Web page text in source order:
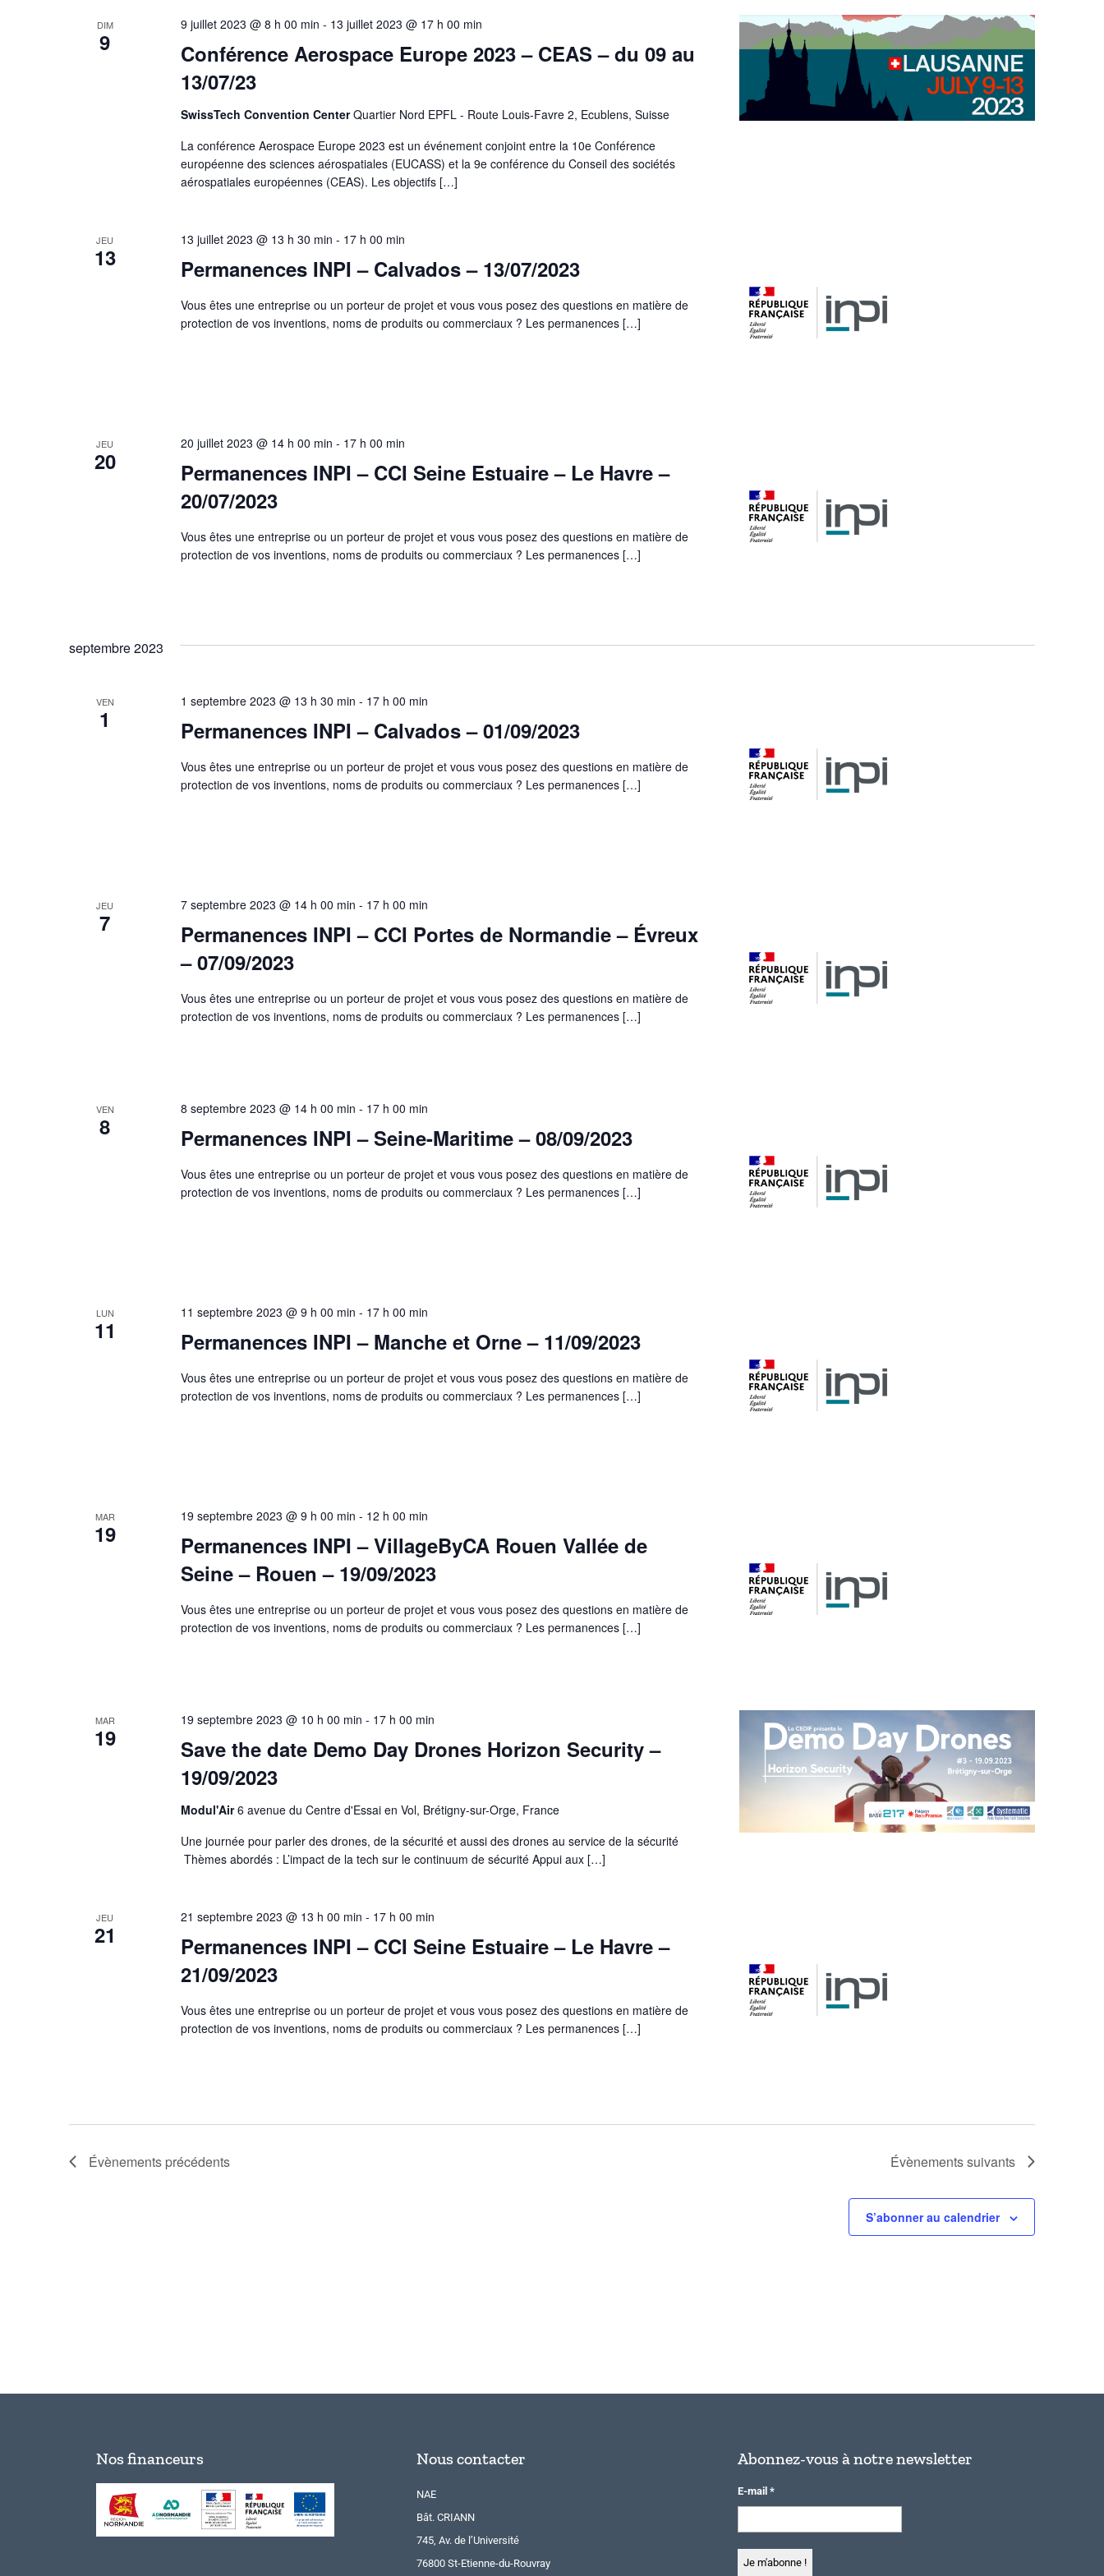
DIM
9
Conférence Aerospace Europe 2023 – CEAS – du 09 au
13/07/23
9 juillet 2023 @ 8 h 00 min - 13 juillet 2023 @ 17 h 00 min
SwissTech Convention CenterQuartier Nord EPFL - Route Louis-Favre 2, Ecublens, Suisse
La conférence Aerospace Europe 2023 est un événement conjoint entre la 10e Conférence
européenne des sciences aérospatiales (EUCASS) et la 9e conférence du Conseil des sociétés
aérospatiales européennes (CEAS). Les objectifs […]
JEU
13 Permanences INPI – Calvados – 13/07/2023
13 juillet 2023 @ 13 h 30 min - 17 h 00 min
Vous êtes une entreprise ou un porteur de projet et vous vous posez des questions en matière de
protection de vos inventions, noms de produits ou commerciaux ? Les permanences […]
JEU
20
Permanences INPI – CCI Seine Estuaire – Le Havre –
20/07/2023
20 juillet 2023 @ 14 h 00 min - 17 h 00 min
Vous êtes une entreprise ou un porteur de projet et vous vous posez des questions en matière de
protection de vos inventions, noms de produits ou commerciaux ? Les permanences […]
septembre 2023
VEN
1 Permanences INPI – Calvados – 01/09/2023
1 septembre 2023 @ 13 h 30 min - 17 h 00 min
Vous êtes une entreprise ou un porteur de projet et vous vous posez des questions en matière de
protection de vos inventions, noms de produits ou commerciaux ? Les permanences […]
JEU
7
Permanences INPI – CCI Portes de Normandie – Évreux
– 07/09/2023
7 septembre 2023 @ 14 h 00 min - 17 h 00 min
Vous êtes une entreprise ou un porteur de projet et vous vous posez des questions en matière de
protection de vos inventions, noms de produits ou commerciaux ? Les permanences […]
VEN
8 Permanences INPI – Seine-Maritime – 08/09/2023
8 septembre 2023 @ 14 h 00 min - 17 h 00 min
Vous êtes une entreprise ou un porteur de projet et vous vous posez des questions en matière de
protection de vos inventions, noms de produits ou commerciaux ? Les permanences […]
LUN
11 Permanences INPI – Manche et Orne – 11/09/2023
11 septembre 2023 @ 9 h 00 min - 17 h 00 min
Vous êtes une entreprise ou un porteur de projet et vous vous posez des questions en matière de
protection de vos inventions, noms de produits ou commerciaux ? Les permanences […]
MAR
19
Permanences INPI – VillageByCA Rouen Vallée de
Seine – Rouen – 19/09/2023
19 septembre 2023 @ 9 h 00 min - 12 h 00 min
Vous êtes une entreprise ou un porteur de projet et vous vous posez des questions en matière de
protection de vos inventions, noms de produits ou commerciaux ? Les permanences […]
MAR
19
Save the date Demo Day Drones Horizon Security –
19/09/2023
19 septembre 2023 @ 10 h 00 min - 17 h 00 min
Modul'Air6 avenue du Centre d'Essai en Vol, Brétigny-sur-Orge, France
Une journée pour parler des drones, de la sécurité et aussi des drones au service de la sécurité
Thèmes abordés : L’impact de la tech sur le continuum de sécurité Appui aux […]
JEU
21
Permanences INPI – CCI Seine Estuaire – Le Havre –
21/09/2023
21 septembre 2023 @ 13 h 00 min - 17 h 00 min
Vous êtes une entreprise ou un porteur de projet et vous vous posez des questions en matière de
protection de vos inventions, noms de produits ou commerciaux ? Les permanences […]
Évènements précédents Évènementssuivants
S’abonner au calendrier
Nos financeurs Nous contacter
NAE
Bât. CRIANN
745, Av. de l’Université
76800 St-Etienne-du-Rouvray
Abonnez-vous à notre newsletter
E-mail *